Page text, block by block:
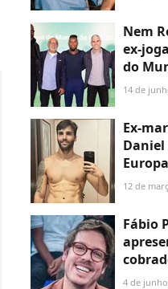
Nem
ex-
do
14 de
Ex-
Daniel
12 de
Fábio
dever
4 de